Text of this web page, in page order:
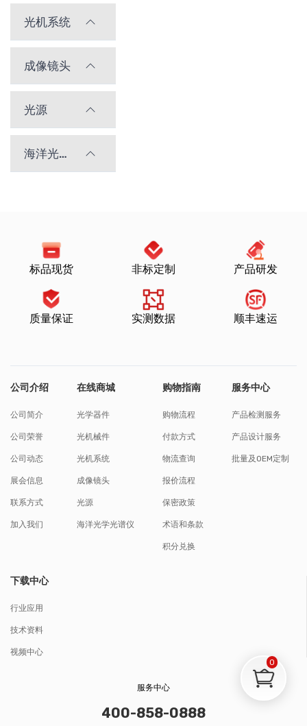
光机系统
成像镜头
光源
海洋光学光谱仪
标品现货 非标定制 产品研发
质量保证 实测数据 顺丰速运
公司介绍
公司简介
公司荣誉
公司动态
展会信息
联系方式
加入我们
在线商城
光学器件
光机械件
光机系统
成像镜头
光源
海洋光学光谱仪
购物指南
购物流程
付款方式
物流查询
报价流程
保密政策
术语和条款
积分兑换
服务中心
产品检测服务
产品设计服务
批量及OEM定制
下载中心
行业应用
技术资料
视频中心
服务中心
400-858-0888
0